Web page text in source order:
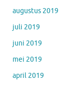
augustus 2019
juli 2019
juni 2019
mei 2019
april 2019